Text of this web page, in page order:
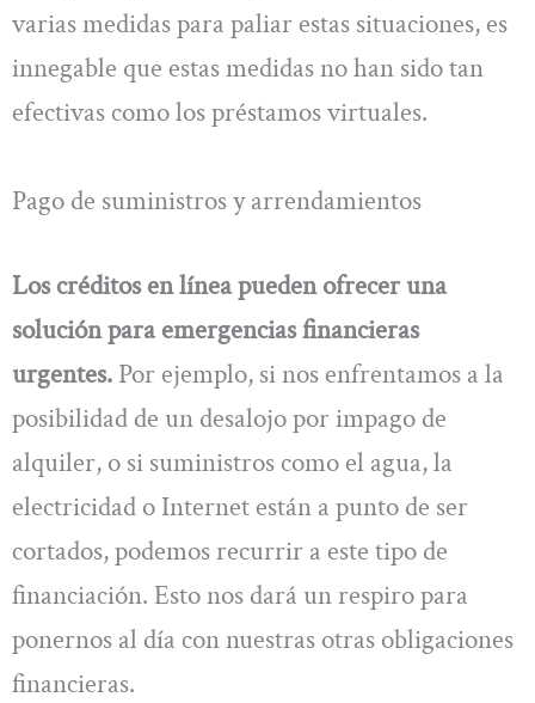
varias medidas para paliar estas situaciones, es
innegable que estas medidas no han sido tan
efectivas como los préstamos virtuales.
Pago de suministros y arrendamientos
Los créditos en línea pueden ofrecer una
solución para emergencias financieras
urgentes. Por ejemplo, si nos enfrentamos a la
posibilidad de un desalojo por impago de
alquiler, o si suministros como el agua, la
electricidad o Internet están a punto de ser
cortados, podemos recurrir a este tipo de
financiación. Esto nos dará un respiro para
ponernos al día con nuestras otras obligaciones
financieras.